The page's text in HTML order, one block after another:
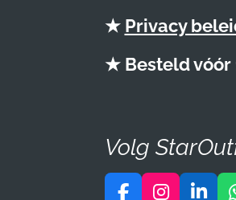
★ Privacy
★ Besteld vóór
Volg